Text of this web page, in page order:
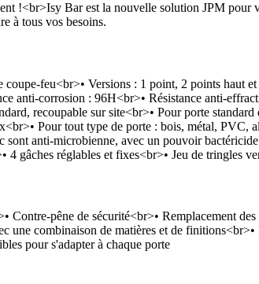
!<br>Isy Bar est la nouvelle solution JPM pour
à tous vos besoins.
feu<br>• Versions : 1 point, 2 points haut
anti-corrosion : 96H<br>• Résistance anti-
recoupable sur site<br>• Pour porte
Pour tout type de porte : bois, métal,
anti-microbienne, avec un pouvoir
gâches réglables et fixes<br>• Jeu de tringles
Contre-pêne de sécurité<br>• Remplacement
une combinaison de matières et de
pour s'adapter à chaque porte